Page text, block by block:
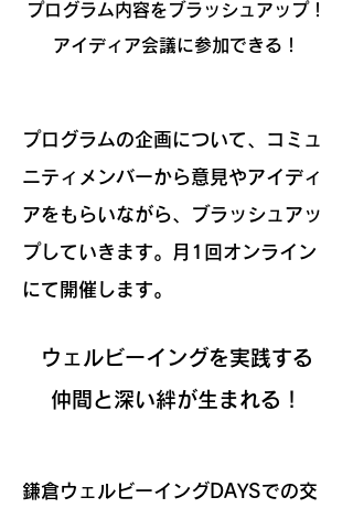
プログラム内容をブラッシュアップ！
​アイディア会議に参加できる！
プログラムの企画について、コミュ
ニティメンバーから意見やアイディ
アをもらいながら、ブラッシュアッ
プしていきます。
月1回オンライン
にて開催します。
ウェルビーイングを実践する
仲間と深い絆が生まれる！
鎌倉ウェルビーイングDAYSでの交